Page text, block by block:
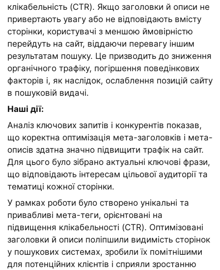
клікабельність (CTR). Якщо заголовки й описи не
привертають увагу або не відповідають вмісту
сторінки, користувачі з меншою ймовірністю
перейдуть на сайт, віддаючи перевагу іншим
результатам пошуку. Це призводить до зниження
органічного трафіку, погіршення поведінкових
факторів і, як наслідок, ослаблення позицій сайту
в пошуковій видачі.
Наші дії:
Аналіз ключових запитів і конкурентів показав,
що коректна оптимізація мета-заголовків і мета-
описів здатна значно підвищити трафік на сайт.
Для цього було зібрано актуальні ключові фрази,
що відповідають інтересам цільової аудиторії та
тематиці кожної сторінки.
У рамках роботи було створено унікальні та
привабливі мета-теги, орієнтовані на
підвищення клікабельності (CTR). Оптимізовані
заголовки й описи поліпшили видимість сторінок
у пошукових системах, зробили їх помітнішими
для потенційних клієнтів і сприяли зростанню